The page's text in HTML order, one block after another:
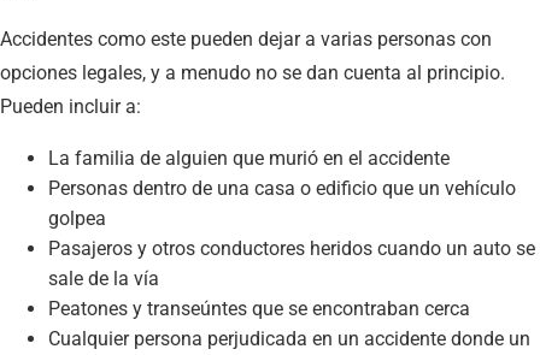
Accidentes como este pueden dejar a varias personas con
opciones legales, y a menudo no se dan cuenta al principio.
Pueden incluir a:
La familia de alguien que murió en el accidente
Personas dentro de una casa o edificio que un vehículo
golpea
Pasajeros y otros conductores heridos cuando un auto se
sale de la vía
Peatones y transeúntes que se encontraban cerca
Cualquier persona perjudicada en un accidente donde un